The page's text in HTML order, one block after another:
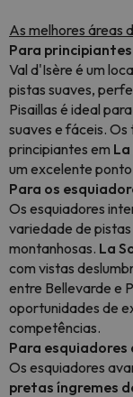
As melhores áreas
Para principiantes
Val d'Isère é um
pistas suaves,
Pisaillas é ideal
suaves e fáceis.
principiantes em
um excelente
Para os
Os esquiadores
variedade de
montanhosas. La
com vistas
entre Bellevarde e
oportunidades de
competências.
Para esquiadores
Os esquiadores
pretas íngremes